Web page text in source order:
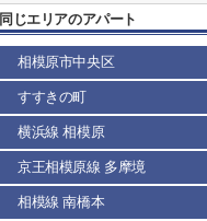
同じエリアのアパート
相模原市中央区
すすきの町
横浜線 相模原
京王相模原線 多摩境
相模線 南橋本